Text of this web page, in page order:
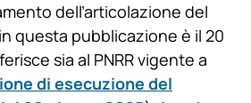
dell’articolazione del
questa pubblicazione è il 20
sia al PNRR vigente a
di esecuzione del